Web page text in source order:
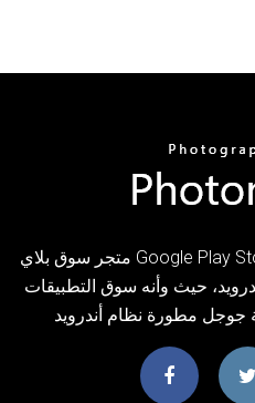
متجر سوق بلاي Google Play Store أضخم مركز تنزيل تطبيقات
حيث وأنه سوق التطبيقات